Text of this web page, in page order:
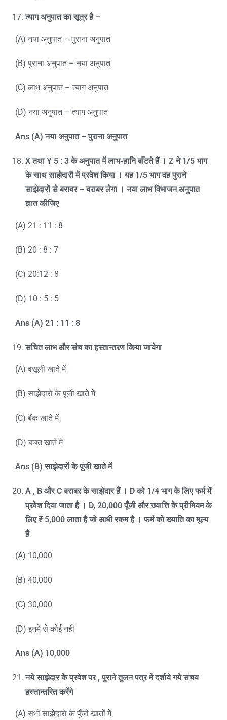
त्याग अनुपात का सूत्र है–
(A) नया अनुपात – पुराना अनुपात
(B) पुराना अनुपात – नया अनुपात
(C) लाभ अनुपात – त्याग अनुपात
(D) नया अनुपात – त्याग अनुपात
Ans (A)नया अनुपात – पुराना अनुपात
XतथाY 5 : 3के अनुपात में लाभ-हानि बाँटते हैं । Zने1/5 भाग
के साथ साझेदारी में प्रवेश किया । यह1/5 भाग वह पुराने
साझेदारों से बराबर – बराबर लेगा । नया लाभ विभाजन अनुपात
ज्ञात कीजिए
(A) 21 : 11 : 8
(B) 20 : 8 : 7
(C) 20:12 : 8
(D) 10 : 5 : 5
Ans (A) 21 : 11 : 8
सचित लाभ और संच का हस्तान्तरण किया जायेगा
(A) वसूली खाते में
(B) साझेदारों के पूंजी खाते में
(C) बैंक खाते में
(D) बचत खाते में
Ans (B)साझेदारों के पूंजी खाते में
A , B औरCबराबर के साझेदार हैं । Dको1/4 भाग के लिए फर्म में
प्रवेश दिया जाता है । D, 20,000पूँजी और ख्यात्ति के प्रीमियम के
लिए₹ 5,000लाता है जो आधी रकम है । फर्म को ख्याति का मूल्य
है
(A) 10,000
(B) 40,000
(C) 30,000
(D) इनमें से कोई नहीं
Ans (A) 10,000
नये साझेदार के प्रवेश पर,पुराने तुलन पत्र में दर्शाये गये संचय
हस्तान्तरित करेंगे
(A) सभी साझेदारों के पूँजी खातों में